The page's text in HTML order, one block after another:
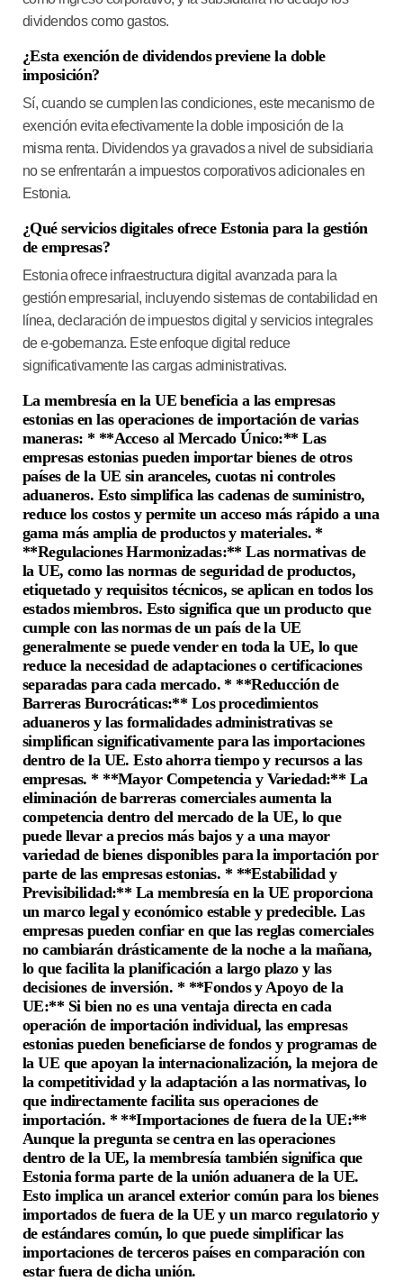
dividendoscomo gastos.
¿Esta exención de dividendos previene la doble
imposición?
Sí, cuando se cumplen las condiciones, este mecanismo de
exención evita efectivamente la doble imposición de la
misma renta. Dividendos ya gravados a nivel de subsidiaria
no se enfrentarán a impuestos corporativos adicionales en
Estonia.
¿Qué servicios digitales ofrece Estonia para la gestión
de empresas?
Estonia ofrece infraestructura digital avanzada para la
gestión empresarial, incluyendo sistemas de contabilidad en
línea, declaración de impuestos digital y servicios integrales
de e-gobernanza. Este enfoque digital reduce
significativamente las cargas administrativas.
La membresía en la UE beneficia a las empresas
estonias en las operaciones de importación de varias
maneras: * **Acceso al Mercado Único:** Las
empresas estonias pueden importar bienes de otros
países de la UE sin aranceles, cuotas ni controles
aduaneros. Esto simplifica las cadenas de suministro,
reduce los costos y permite un acceso más rápido a una
gama más amplia de productos y materiales. *
**Regulaciones Harmonizadas:** Las normativas de
la UE, como las normas de seguridad de productos,
etiquetado y requisitos técnicos, se aplican en todos los
estados miembros. Esto significa que un producto que
cumple con las normas de un país de la UE
generalmente se puede vender en toda la UE, lo que
reduce la necesidad de adaptaciones o certificaciones
separadas para cada mercado. * **Reducción de
Barreras Burocráticas:** Los procedimientos
aduaneros y las formalidades administrativas se
simplifican significativamente para las importaciones
dentro de la UE. Esto ahorra tiempo y recursos a las
empresas. * **Mayor Competencia y Variedad:** La
eliminación de barreras comerciales aumenta la
competencia dentro del mercado de la UE, lo que
puede llevar a precios más bajos y a una mayor
variedad de bienes disponibles para la importación por
parte de las empresas estonias. * **Estabilidad y
Previsibilidad:** La membresía en la UE proporciona
un marco legal y económico estable y predecible. Las
empresas pueden confiar en que las reglas comerciales
no cambiarán drásticamente de la noche a la mañana,
lo que facilita la planificación a largo plazo y las
decisiones de inversión. * **Fondos y Apoyo de la
UE:** Si bien no es una ventaja directa en cada
operación de importación individual, las empresas
estonias pueden beneficiarse de fondos y programas de
la UE que apoyan la internacionalización, la mejora de
la competitividad y la adaptación a las normativas, lo
que indirectamente facilita sus operaciones de
importación. * **Importaciones de fuera de la UE:**
Aunque la pregunta se centra en las operaciones
dentro de la UE, la membresía también significa que
Estonia forma parte de la unión aduanera de la UE.
Esto implica un arancel exterior común para los bienes
importados de fuera de la UE y un marco regulatorio y
de estándares común, lo que puede simplificar las
importaciones de terceros países en comparación con
estar fuera de dicha unión.